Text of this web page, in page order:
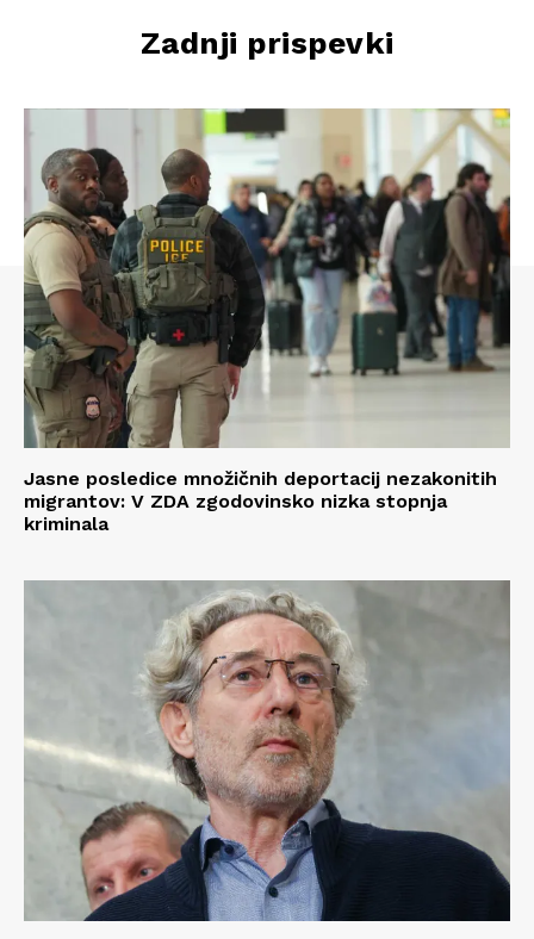
Zadnji prispevki
Jasne posledice množičnih deportacij nezakonitih
migrantov: V ZDA zgodovinsko nizka stopnja
kriminala